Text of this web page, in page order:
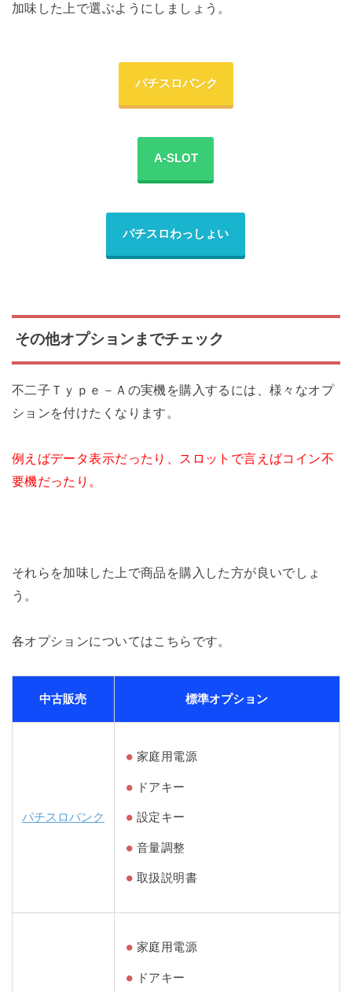
加味した上で選ぶようにしましょう。
パチスロバンク
A-SLOT
パチスロわっしょい
その他オプションまでチェック
不二子Ｔｙｐｅ－Ａの実機を購入するには、様々なオプ
ションを付けたくなります。
例えばデータ表示だったり、スロットで言えばコイン不
要機だったり。
それらを加味した上で商品を購入した方が良いでしょ
う。
各オプションについてはこちらです。
中古販売 標準オプション
パチスロバンク
家庭用電源
ドアキー
設定キー
音量調整
取扱説明書
家庭用電源
ドアキー